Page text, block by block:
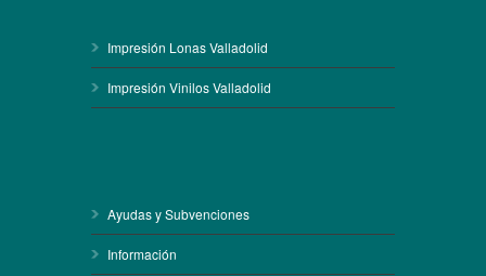
Impresión Lonas Valladolid
Impresión Vinilos Valladolid
Ayudas y Subvenciones
Información